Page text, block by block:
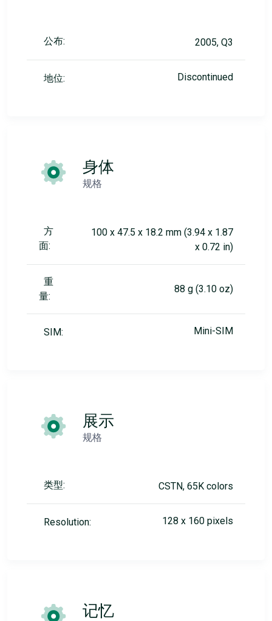
公布: 2005, Q3
地位: Discontinued
身体
规格
方
面:
100 x 47.5 x 18.2 mm (3.94 x 1.87
x 0.72 in)
重
量:
88 g (3.10 oz)
SIM: Mini-SIM
展示
规格
类型: CSTN, 65K colors
Resolution: 128 x 160 pixels
记忆